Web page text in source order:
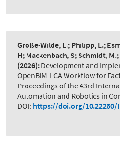
Große-Wilde, L.; Philipp, L.;
H; Mackenbach, S; Schmidt,
(2026): Development and
OpenBIM-LCA Workflow for
Proceedings of the 43rd
Automation and Robotics in
DOI: https://doi.org/10.22260/